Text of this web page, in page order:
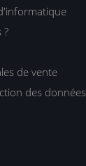
?
de vente
des données